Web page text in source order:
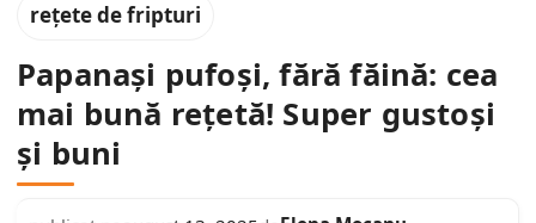
rețete de fripturi
Papanași pufoși, fără făină: cea
mai bună rețetă! Super gustoși
și buni